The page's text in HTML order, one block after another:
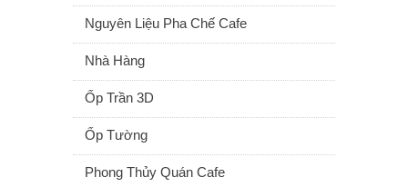
Nguyên Liệu Pha Chế Cafe
Nhà Hàng
Ốp Trần 3D
Ốp Tường
Phong Thủy Quán Cafe